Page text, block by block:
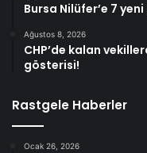
Bursa Nilüfer’e 7
Ağustos 8, 2026
CHP’de kalan
gösterisi!
Rastgele Haberler
Ocak 26, 2026